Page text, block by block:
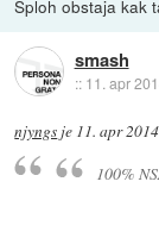
Sploh obstaja kak
smash
:: 11. apr
njyngs je 11. apr
100%